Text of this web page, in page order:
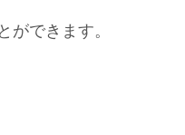
ができます。